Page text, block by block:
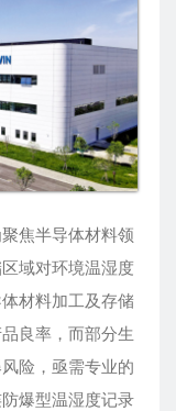
焦半导体材料领
域对环境温湿度
材料加工及存储
良率，而部分生
险，亟需专业的
爆型温湿度记录